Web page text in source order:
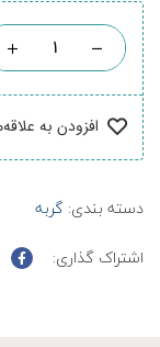
افزودن به
دسته بندی: گربه
اشتراک گذاری: